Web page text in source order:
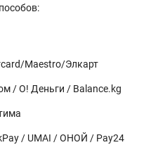
Maestro/Элкарт
/ О! Деньги / Balance.kg
/ UMAI / ОНОЙ / Pay24